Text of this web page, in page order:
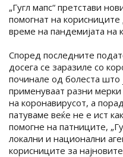
„Гугл мапс“ претстави
помогнат на
време на пандемијата на
Според последните
досега се заразиле со
починале од болеста што
применуваат разни
на коронавирусот, а
патуваме веќе не е ист
помогне на патниците,
локални и национални
корисниците за